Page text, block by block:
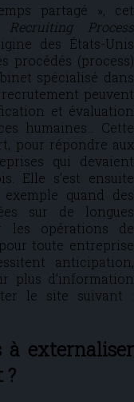
partagé », cet
Recruiting Process
des États-Unis
procédés (process)
spécialisé dans
peuvent
et évaluation
humaines… Cette
pour répondre aux
qui devaient
Elle s’est ensuite
quand des
sur de longues
les opérations de
toute entreprise
anticipation,
plus d’information
le site suivant :
à externaliser
?